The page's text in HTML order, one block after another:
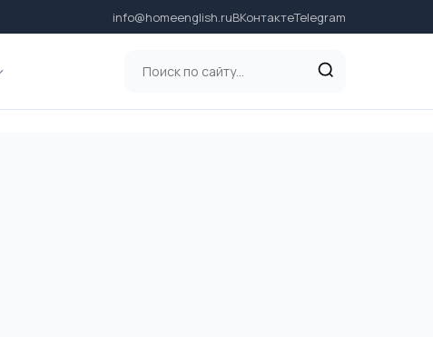
info@homeenglish.ruВКонтактеTelegram